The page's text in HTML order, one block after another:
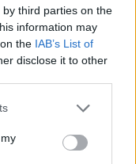
third parties on the
information may
the IAB’s List of
disclose it to other